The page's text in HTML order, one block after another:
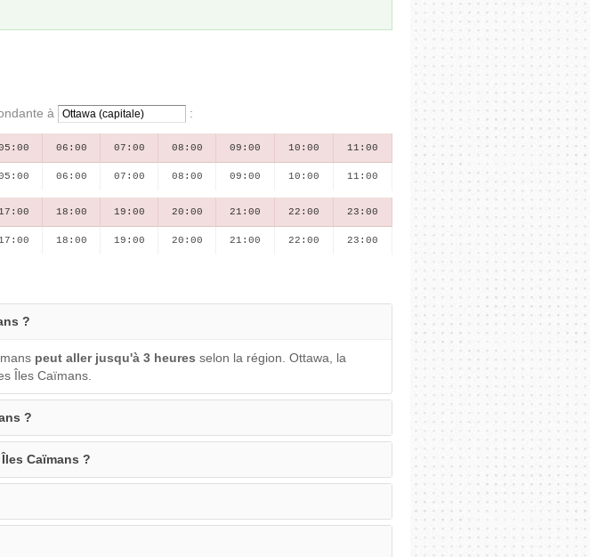
à :
06:00 07:00 08:00 09:00 10:00 11:00
06:00 07:00 08:00 09:00 10:00 11:00
18:00 19:00 20:00 21:00 22:00 23:00
18:00 19:00 20:00 21:00 22:00 23:00
?
peut aller jusqu'à 3 heures selon la région. Ottawa, la
Îles Caïmans.
?
Caïmans ?